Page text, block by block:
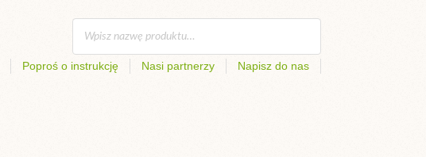
Poproś o instrukcję Nasi partnerzy Napisz do nas